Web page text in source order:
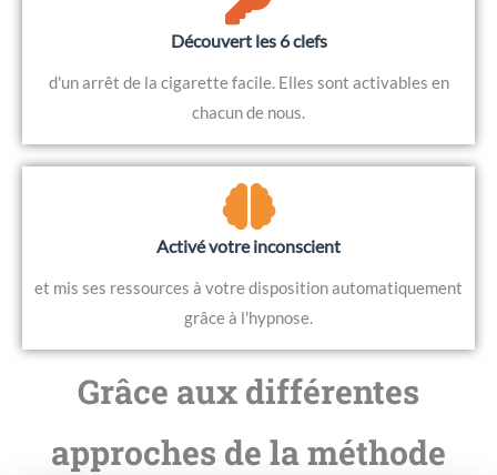
Découvert les 6 clefs
d'un arrêt de la cigarette facile. Elles sont activables en
chacun de nous.
Activé votre inconscient
et mis ses ressources à votre disposition automatiquement
grâce à l'hypnose.
Grâce aux différentes
approches de la méthode